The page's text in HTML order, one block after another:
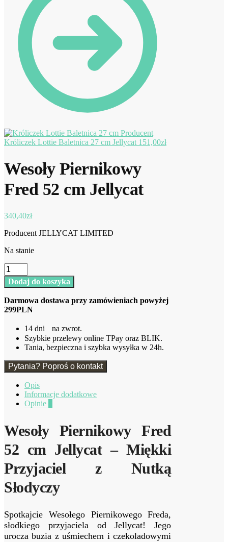
Króliczek Lottie Baletnica 27 cm Jellycat 151,00zł
Wesoły Piernikowy
Fred 52 cm Jellycat
340,40zł
Producent JELLYCAT LIMITED
Na stanie
ilość
Wesoły
Piernikowy
52
cm
Dodaj do koszyka
Darmowa dostawa przy zamówieniach powyżej
299PLN
14 dni na zwrot.
Szybkie przelewy online TPay oraz BLIK.
Tania, bezpieczna i szybka wysyłka w 24h.
Pytania? Poproś o kontakt
Opis
Informacje dodatkowe
Opinie
Wesoły Piernikowy Fred
52 cm Jellycat – Miękki
Przyjaciel z Nutką
Słodyczy
Spotkajcie Wesołego Piernikowego Freda,
słodkiego przyjaciela od Jellycat! Jego
urocza buzia z uśmiechem i czekoladowymi